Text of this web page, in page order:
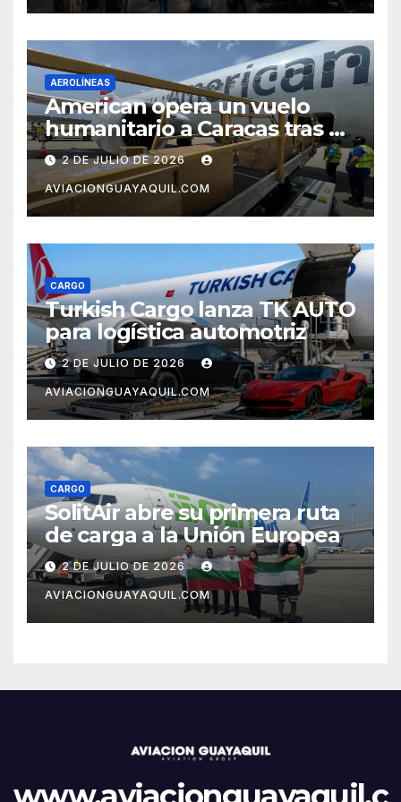
AEROLÍNEAS
American opera un vuelo
humanitario a Caracas tras el
terremoto en Venezuela
2 DE JULIO DE 2026
AVIACIONGUAYAQUIL.COM
CARGO
Turkish Cargo lanza TK AUTO
para logística automotriz
2 DE JULIO DE 2026
AVIACIONGUAYAQUIL.COM
CARGO
SolitAir abre su primera ruta
de carga a la Unión Europea
2 DE JULIO DE 2026
AVIACIONGUAYAQUIL.COM